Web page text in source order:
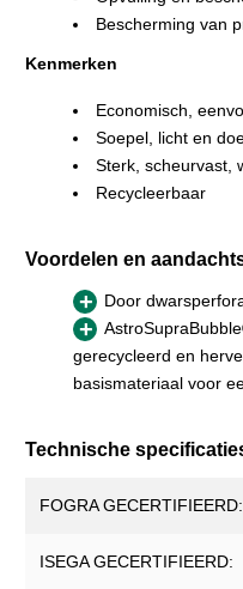
Bescherming van
Kenmerken
Economisch,
Soepel, licht en
Sterk, scheurvast,
Recycleerbaar
Voordelen en
Door
gerecycleerd en
basismateriaal voor
Technische
FOGRA GECERTIFIEERD:
ISEGA GECERTIFIEERD: